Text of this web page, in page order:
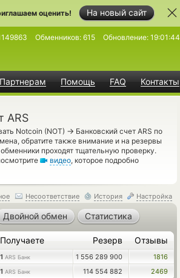
На новый сайт
оценить!
Партнерам Помощь FAQ Контакты
Обменников: 615 Обновление: 19:01:44
ARS
Notcoin (NOT) → Банковский счет ARS по
обратите также внимание и на резервы
проходят тщательную проверку.
видео, которое подробно
Несоответствие История Настройка
Двойной обмен Статистика
Получаете Резерв Отзывы
1 ARS Банк 1 556 289 900
1816
1 ARS Банк 114 554 882 2469